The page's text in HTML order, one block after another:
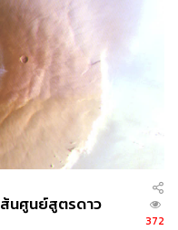
ส้นศูนย์สูตรดาว
372